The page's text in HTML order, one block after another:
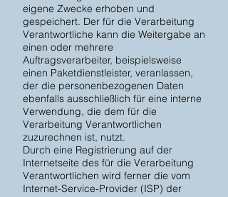
eigene Zwecke erhoben und
gespeichert. Der für die Verarbeitung
Verantwortliche kann die Weitergabe an
einen oder mehrere
Auftragsverarbeiter, beispielsweise
einen Paketdienstleister, veranlassen,
der die personenbezogenen Daten
ebenfalls ausschließlich für eine interne
Verwendung, die dem für die
Verarbeitung Verantwortlichen
zuzurechnen ist, nutzt.
Durch eine Registrierung auf der
Internetseite des für die Verarbeitung
Verantwortlichen wird ferner die vom
Internet-Service-Provider (ISP) der